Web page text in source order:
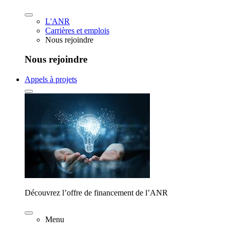
L'ANR
Carrières et emplois
Nous rejoindre
Nous rejoindre
Appels à projets
Découvrez l’offre de financement de l’ANR
Menu